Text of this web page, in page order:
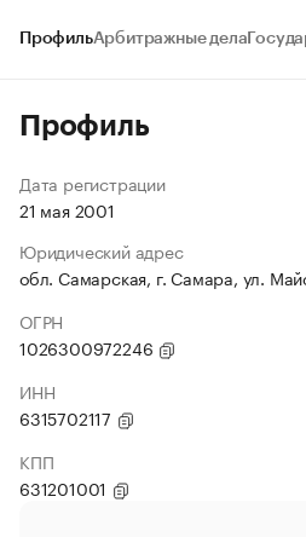
ПрофильАрбитражные дела
Профиль
Дата регистрации
21 мая 2001
Юридический адрес
обл. Самарская, г. Самара, ул.
ОГРН
1026300972246
ИНН
6315702117
КПП
631201001